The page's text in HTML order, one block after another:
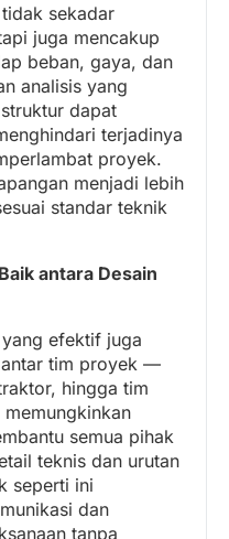
sekadar
juga mencakup
beban, gaya, dan
analisis yang
dapat
terjadinya
proyek.
menjadi lebih
standar teknik
antara Desain
efektif juga
antar tim proyek —
hingga tim
semua pihak
teknis dan urutan
seperti ini
dan
tanpa